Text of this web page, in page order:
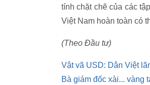
tính chặt chẽ của các
Việt Nam hoàn toàn có
(Theo Đầu tư)
Vật vã USD: Dân Việt
Bà giám đốc xài... vàng